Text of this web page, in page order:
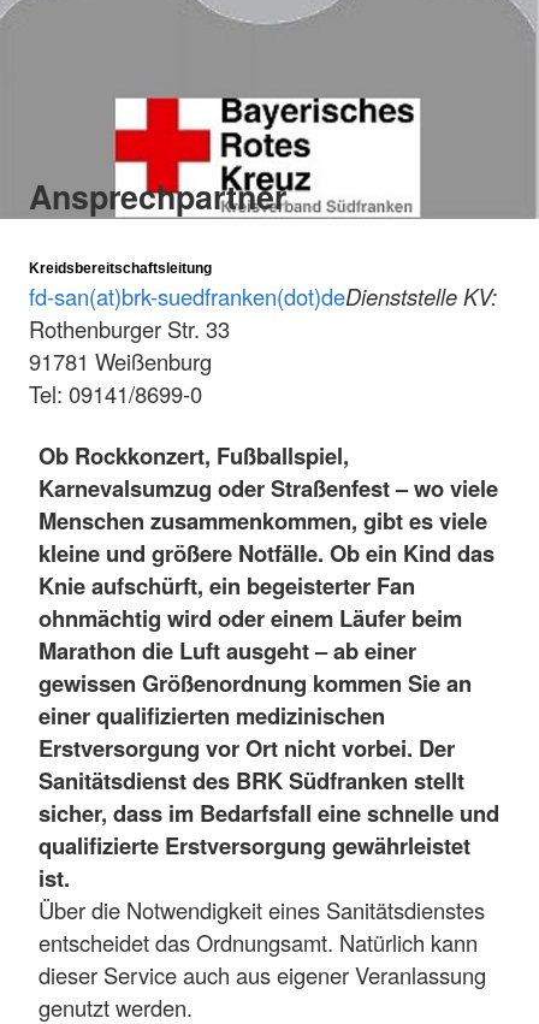
Ansprechpartner
Kreidsbereitschaftsleitung
fd-san(at)brk-suedfranken(dot)deDienststelle KV:
Rothenburger Str. 33
91781 Weißenburg
Tel: 09141/8699-0
Ob Rockkonzert, Fußballspiel,
Karnevalsumzug oder Straßenfest – wo viele
Menschen zusammenkommen, gibt es viele
kleine und größere Notfälle. Ob ein Kind das
Knie aufschürft, ein begeisterter Fan
ohnmächtig wird oder einem Läufer beim
Marathon die Luft ausgeht – ab einer
gewissen Größenordnung kommen Sie an
einer qualifizierten medizinischen
Erstversorgung vor Ort nicht vorbei. Der
Sanitätsdienst des BRK Südfranken stellt
sicher, dass im Bedarfsfall eine schnelle und
qualifizierte Erstversorgung gewährleistet
ist.
Über die Notwendigkeit eines Sanitätsdienstes
entscheidet das Ordnungsamt. Natürlich kann
dieser Service auch aus eigener Veranlassung
genutzt werden.